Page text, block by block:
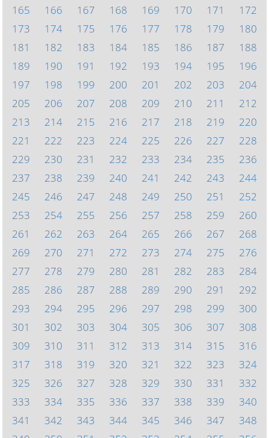
165
166 167 168 169 170 171
172
173
174 175 176 177 178 179
180
181
182 183 184 185 186 187
188
189
190 191 192 193 194 195
196
197
198 199 200 201 202 203
204
205
206 207 208 209 210 211
212
213
214 215 216 217 218 219
220
221
222 223 224 225 226 227
228
229
230 231 232 233 234 235
236
237
238 239 240 241 242 243
244
245
246 247 248 249 250 251
252
253
254 255 256 257 258 259
260
261
262 263 264 265 266 267
268
269
270 271 272 273 274 275
276
277
278 279 280 281 282 283
284
285
286 287 288 289 290 291
292
293
294 295 296 297 298 299
300
301
302 303 304 305 306 307
308
309
310 311 312 313 314 315
316
317
318 319 320 321 322 323
324
325
326 327 328 329 330 331
332
333
334 335 336 337 338 339
340
341
342 343 344 345 346 347
348